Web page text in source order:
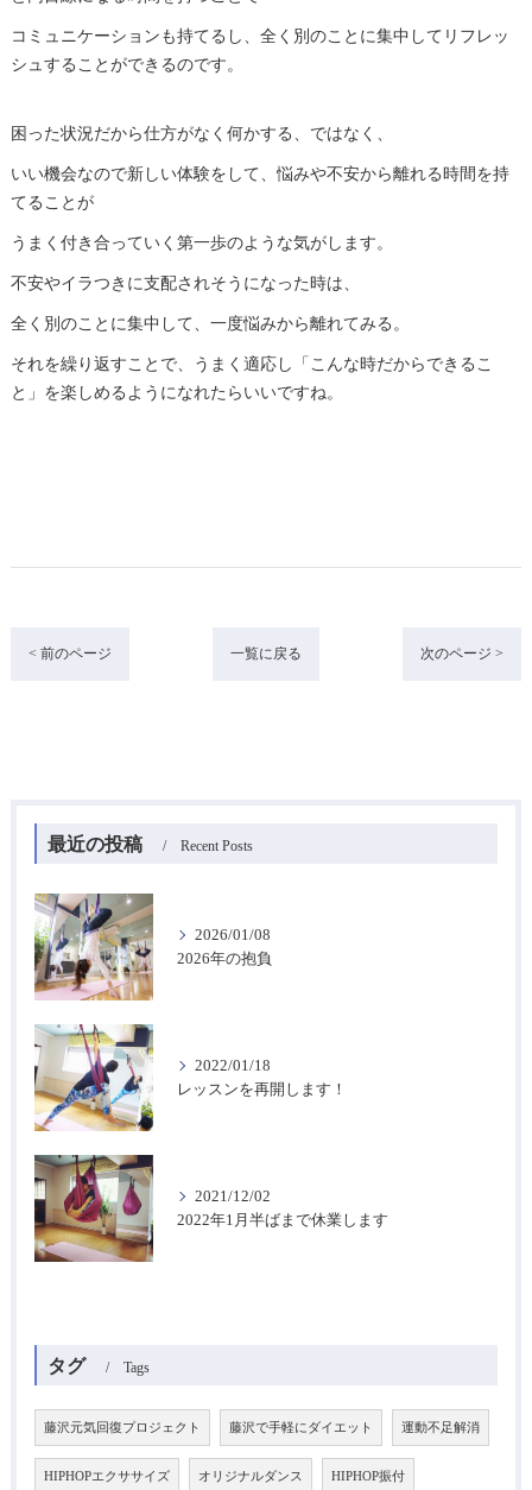
コミュニケーションも持てるし、全く別のことに集中してリフレッ
シュすることができるのです。
困った状況だから仕方がなく何かする、ではなく、
いい機会なので新しい体験をして、悩みや不安から離れる時間を持
てることが
うまく付き合っていく第一歩のような気がします。
不安やイラつきに支配されそうになった時は、
全く別のことに集中して、一度悩みから離れてみる。
それを繰り返すことで、うまく適応し「こんな時だからできるこ
と」を楽しめるようになれたらいいですね。
< 前のページ 一覧に戻る 次のページ >
最近の投稿 Recent Posts
2026/01/08
2026年の抱負
2022/01/18
レッスンを再開します！
2021/12/02
2022年1月半ばまで休業します
タグ Tags
藤沢元気回復プロジェクト 藤沢で手軽にダイエット 運動不足解消
HIPHOPエクササイズ オリジナルダンス HIPHOP振付